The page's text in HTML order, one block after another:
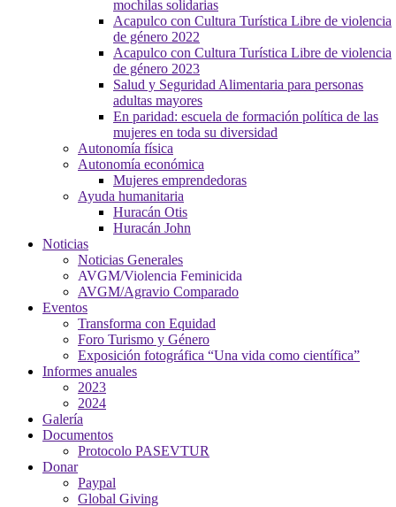
mochilas solidarias
Acapulco con Cultura Turística Libre de violencia
de género 2022
Acapulco con Cultura Turística Libre de violencia
de género 2023
Salud y Seguridad Alimentaria para personas
adultas mayores
En paridad: escuela de formación política de las
mujeres en toda su diversidad
Autonomía física
Autonomía económica
Mujeres emprendedoras
Ayuda humanitaria
Huracán Otis
Huracán John
Noticias
Noticias Generales
AVGM/Violencia Feminicida
AVGM/Agravio Comparado
Eventos
Transforma con Equidad
Foro Turismo y Género
Exposición fotográfica “Una vida como científica”
Informes anuales
2023
2024
Galería
Documentos
Protocolo PASEVTUR
Donar
Paypal
Global Giving